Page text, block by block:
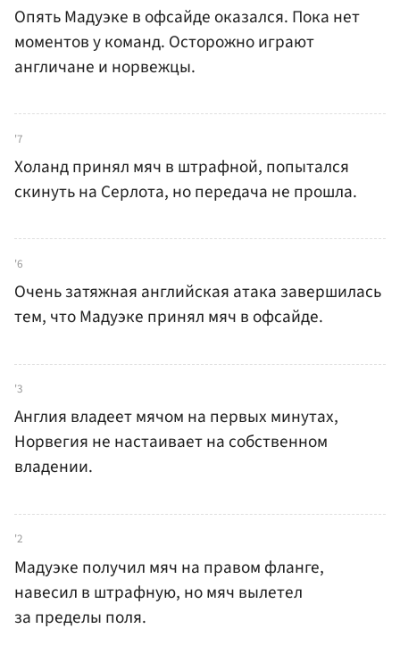
Опять Мадуэке в офсайде оказался. Пока нет
моментов у команд. Осторожно играют
англичане и норвежцы.
'7
Холанд принял мяч в штрафной, попытался
скинуть на Серлота, но передача не прошла.
'6
Очень затяжная английская атака завершилась
тем, что Мадуэке принял мяч в офсайде.
'3
Англия владеет мячом на первых минутах,
Норвегия не настаивает на собственном
владении.
'2
Мадуэке получил мяч на правом фланге,
навесил в штрафную, но мяч вылетел
за пределы поля.